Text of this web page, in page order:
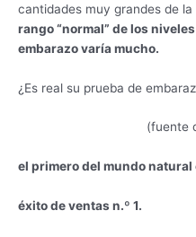
cantidades muy grandes de
rango “normal” de los
embarazo varía mucho.
¿Es real su prueba de
(fuente
el primero del mundonatural
éxito de ventas n.º 1.